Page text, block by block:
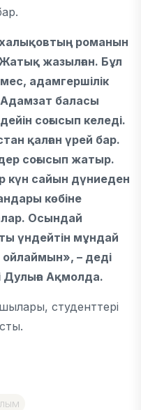
романын
жазылған. Бұл
адамгершілік
баласы
соғысып келеді.
қалған үрей бар.
соғысып жатыр.
сайын дүниеден
көбіне
Осындай
үндейтін мұндай
ойлаймын», – деді
Дулыға Ақмолда.
студенттері